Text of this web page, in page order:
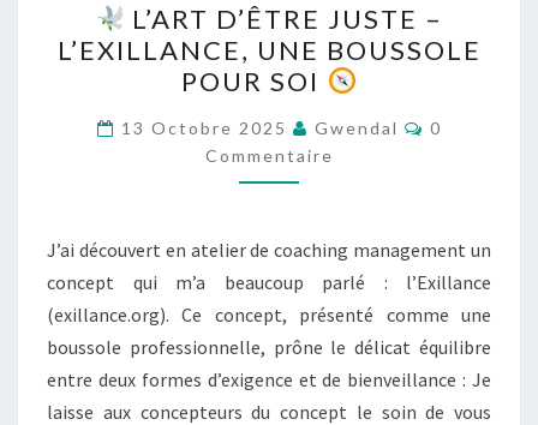
L’ART
D’ÊTRE
JUSTE
–
L’EXILLANCE,
UNE
POUR
SOI
L’ART D’ÊTRE JUSTE –
L’EXILLANCE, UNE BOUSSOLE
POUR SOI
13 Octobre 2025 Gwendal
0
Commentaire
J’ai découvert en atelier de coaching management un
concept qui m’a beaucoup parlé : l’Exillance
(exillance.org). Ce concept, présenté comme une
boussole professionnelle, prône le délicat équilibre
entre deux formes d’exigence et de bienveillance : Je
laisse aux concepteurs du concept le soin de vous